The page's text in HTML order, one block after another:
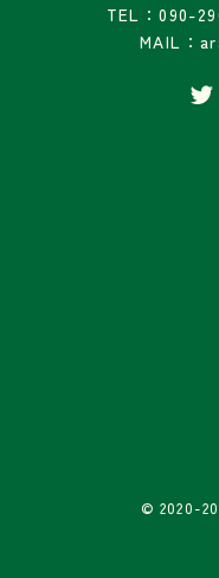
TEL：090-
MAIL：
© 2020-